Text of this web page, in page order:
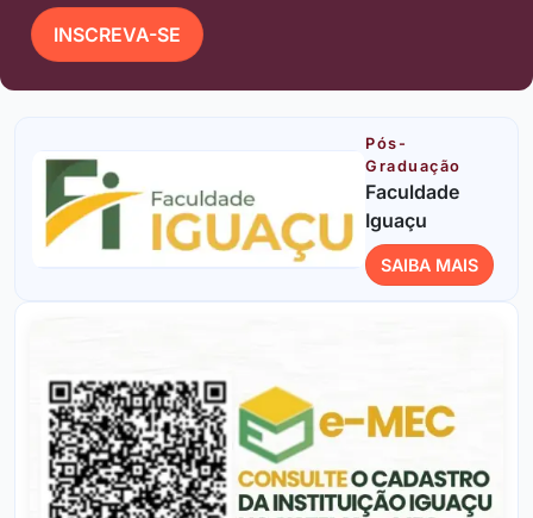
INSCREVA-SE
Pós-
Graduação
Faculdade
Iguaçu
SAIBA MAIS